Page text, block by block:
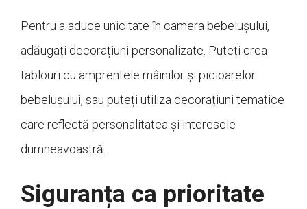
Pentru a aduce unicitate în camera bebelușului,
adăugați decorațiuni personalizate. Puteți crea
tablouri cu amprentele mâinilor și picioarelor
bebelușului, sau puteți utiliza decorațiuni tematice
care reflectă personalitatea și interesele
dumneavoastră.
Siguranța ca prioritate